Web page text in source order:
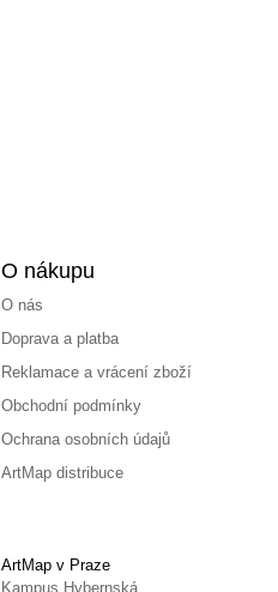
O nákupu
O nás
Doprava a platba
Reklamace a vrácení zboží
Obchodní podmínky
Ochrana osobních údajů
ArtMap distribuce
ArtMap v Praze
Kampus Hybernská